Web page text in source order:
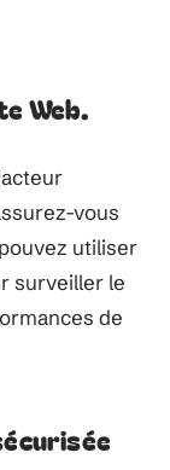
Web.
vous
utiliser
surveiller le
de